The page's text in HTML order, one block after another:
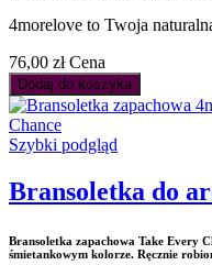
4morelove to Twoja
76,00 zł Cena
Dodaj do koszyka
Szybki podgląd
Bransoletka do
Bransoletka zapachowa Take Every
śmietankowym kolorze. Ręcznie